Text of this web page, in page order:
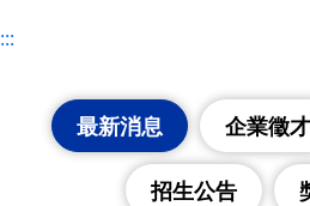
:::
最新消息 企業徵才
招生公告